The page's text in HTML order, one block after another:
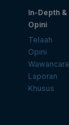
In-Depth &
Opini
Telaah
Opini
Wawancara
Laporan
Khusus